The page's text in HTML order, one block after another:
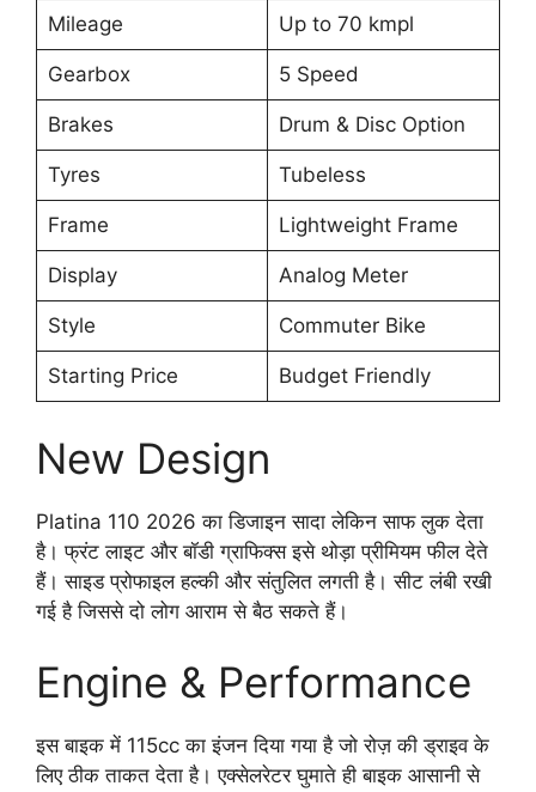
Mileage Up to 70 kmpl
Gearbox 5 Speed
Brakes Drum & Disc Option
Tyres Tubeless
Frame Lightweight Frame
Display Analog Meter
Style Commuter Bike
Starting Price Budget Friendly
New Design
Platina 110 2026 का डिजाइन सादा लेकिन साफ लुक देता
है। फ्रंट लाइट और बॉडी ग्राफिक्स इसे थोड़ा प्रीमियम फील देते
हैं। साइड प्रोफाइल हल्की और संतुलित लगती है। सीट लंबी रखी
गई है जिससे दो लोग आराम से बैठ सकते हैं।
Engine & Performance
इस बाइक में 115cc का इंजन दिया गया है जो रोज़ की ड्राइव के
लिए ठीक ताकत देता है। एक्सेलरेटर घुमाते ही बाइक आसानी से